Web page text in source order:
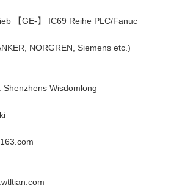
【GE-】 IC69 Reihe PLC/Fanuc
NORGREN, Siemens etc.)
Shenzhens Wisdomlong